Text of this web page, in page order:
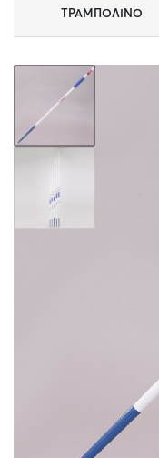
ΤΡΑΜΠΟΛΊΝΟ